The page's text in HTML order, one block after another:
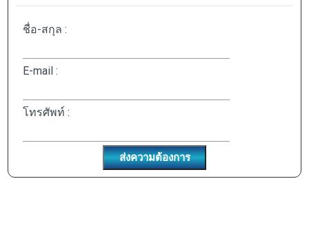
ชื่อ-สกุล :
E-mail :
โทรศัพท์ :